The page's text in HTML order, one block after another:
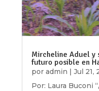
Mircheline Aduel y
futuro posible en
por admin | Jul 21,
Por: Laura Buconi